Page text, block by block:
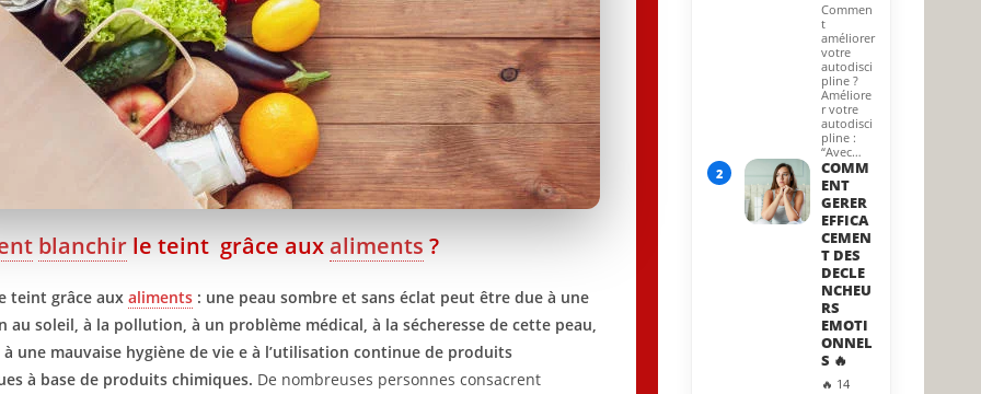
blanchir le teint grâce aux aliments ?
teint grâce auxaliments : une peau sombre et sans éclat peut être due à une
au soleil, à la pollution, à un problème médical, à la sécheresse de cette peau,
à une mauvaise hygiène de vie e à l’utilisation continue de produits
à base de produits chimiques. De nombreuses personnes consacrent
Commen
t
améliorer
votre
autodisci
pline ?
Améliore
r votre
autodisci
pline :
“Avec…
2
COMM
ENT
GERER
EFFICA
CEMEN
T DES
DECLE
NCHEU
RS
EMOTI
ONNEL
S 🔥
🔥 14